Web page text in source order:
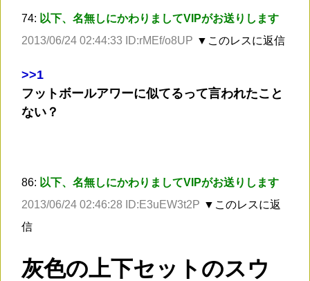
74: 以下、名無しにかわりましてVIPがお送りします
2013/06/24 02:44:33 ID:rMEf/o8UP ▼このレスに返信
>>1
フットボールアワーに似てるって言われたこと
ない？
86: 以下、名無しにかわりましてVIPがお送りします
2013/06/24 02:46:28 ID:E3uEW3t2P ▼このレスに返
信
灰色の上下セットのスウ